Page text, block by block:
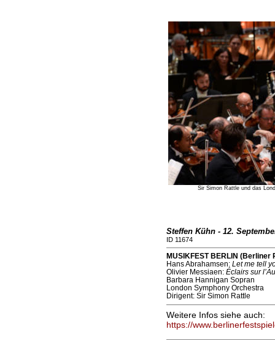
Sir Simon Rattle und das
Steffen Kühn - 12.
ID 11674
MUSIKFEST BERLIN (Berliner
Hans Abrahamsen: Let me tell
Olivier Messiaen: Éclairs sur
Barbara Hannigan Sopran
London Symphony Orchestra
Dirigent: Sir Simon Rattle
Weitere Infos siehe auch:
https://